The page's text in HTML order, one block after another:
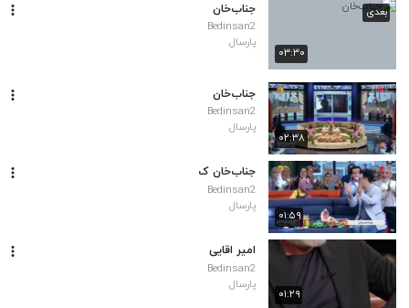
۰۳:۳۰
بعدی جناب‌خان
Bedinsan2
پارسال
۰۲:۳۸
جناب‌خان
Bedinsan2
پارسال
۰۱:۵۹
جناب‌خان ک
Bedinsan2
پارسال
۰۱:۲۹
امیر اقایی
Bedinsan2
پارسال